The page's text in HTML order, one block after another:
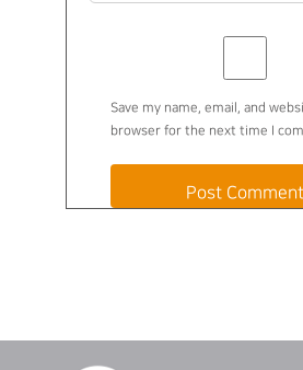
Save my name, email, and
browser for the next time I